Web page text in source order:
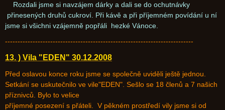
Rozdali jsme si navzájem dárky a dali se do ochutnávky
přinesených druhů cukroví. Při kávě a při příjemném povídání u ní
jsme si všichni vzájemně popřáli hezké Vánoce.
---------------------------------------------------------------------------
13. ) Vila "EDEN" 30.12.2008
Před oslavou konce roku jsme se společně uviděli ještě jednou.
Setkání se uskutečnilo ve vile"EDEN". Sešlo se 18 členů a 7 našich
příznivců. Bylo to velice
příjemné posezení s přáteli. V pěkném prostředí vily jsme si od